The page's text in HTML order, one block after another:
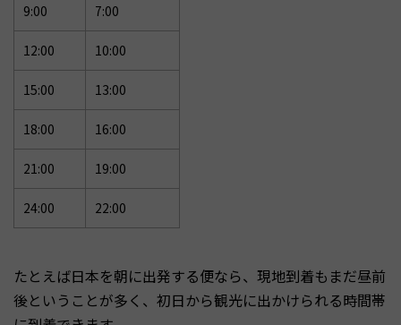
9:00 7:00
12:00 10:00
15:00 13:00
18:00 16:00
21:00 19:00
24:00 22:00
たとえば日本を朝に出発する便なら、現地到着もまだ昼前
後ということが多く、初日から観光に出かけられる時間帯